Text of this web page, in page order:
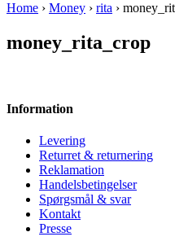
Home › Money › rita ›
money_rita_crop
Information
Levering
Returret & returnering
Reklamation
Handelsbetingelser
Spørgsmål & svar
Kontakt
Presse